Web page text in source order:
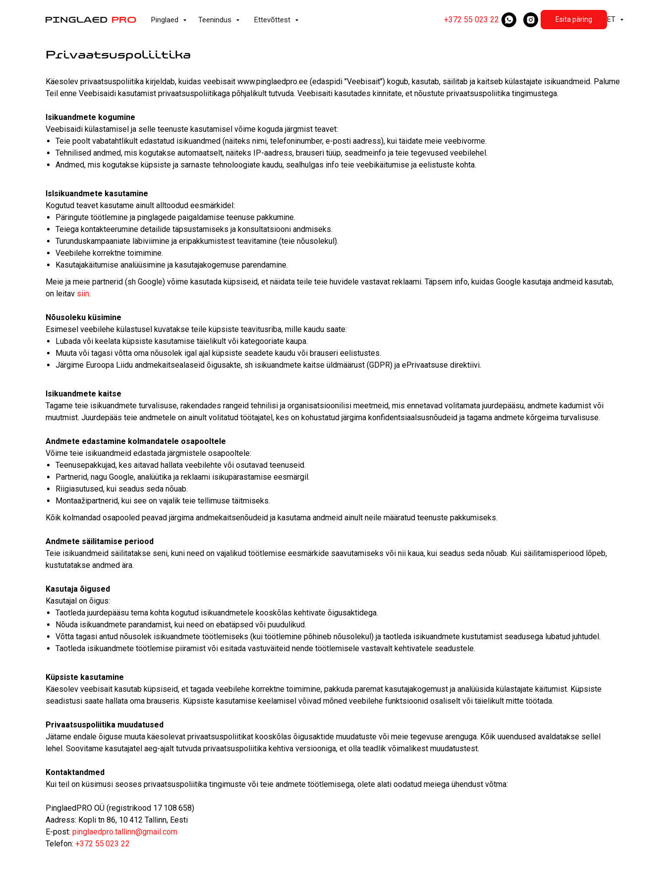
Pinglaed Teenindus Ettevõttest +372 55 023 22 Esita päring ET
Privaatsuspoliitika
Käesolev privaatsuspoliitika kirjeldab, kuidas veebisait www.pinglaedpro.ee (edaspidi "Veebisait") kogub, kasutab, säilitab ja kaitseb külastajate isikuandmeid. Palume
Teil enne Veebisaidi kasutamist privaatsuspoliitikaga põhjalikult tutvuda. Veebisaiti kasutades kinnitate, et nõustute privaatsuspoliitika tingimustega.
Isikuandmete kogumine
Veebisaidi külastamisel ja selle teenuste kasutamisel võime koguda järgmist teavet:
Teie poolt vabatahtlikult edastatud isikuandmed (näiteks nimi, telefoninumber, e-posti aadress), kui täidate meie veebivorme.
Tehnilised andmed, mis kogutakse automaatselt, näiteks IP-aadress, brauseri tüüp, seadmeinfo ja teie tegevused veebilehel.
Andmed, mis kogutakse küpsiste ja sarnaste tehnoloogiate kaudu, sealhulgas info teie veebikäitumise ja eelistuste kohta.
IsIsikuandmete kasutamine
Kogutud teavet kasutame ainult alltoodud eesmärkidel:
Päringute töötlemine ja pinglagede paigaldamise teenuse pakkumine.
Teiega kontakteerumine detailide täpsustamiseks ja konsultatsiooni andmiseks.
Turunduskampaaniate läbiviimine ja eripakkumistest teavitamine (teie nõusolekul).
Veebilehe korrektne toimimine.
Kasutajakäitumise analüüsimine ja kasutajakogemuse parendamine.
Meie ja meie partnerid (sh Google) võime kasutada küpsiseid, et näidata teile teie huvidele vastavat reklaami. Täpsem info, kuidas Google kasutaja andmeid kasutab,
on leitav siin.
Nõusoleku küsimine
Esimesel veebilehe külastusel kuvatakse teile küpsiste teavitusriba, mille kaudu saate:
Lubada või keelata küpsiste kasutamise täielikult või kategooriate kaupa.
Muuta või tagasi võtta oma nõusolek igal ajal küpsiste seadete kaudu või brauseri eelistustes.
Järgime Euroopa Liidu andmekaitsealaseid õigusakte, sh isikuandmete kaitse üldmäärust (GDPR) ja ePrivaatsuse direktiivi.
Isikuandmete kaitse
Tagame teie isikuandmete turvalisuse, rakendades rangeid tehnilisi ja organisatsioonilisi meetmeid, mis ennetavad volitamata juurdepääsu, andmete kadumist või
muutmist. Juurdepääs teie andmetele on ainult volitatud töötajatel, kes on kohustatud järgima konfidentsiaalsusnõudeid ja tagama andmete kõrgeima turvalisuse.
Andmete edastamine kolmandatele osapooltele
Võime teie isikuandmeid edastada järgmistele osapooltele:
Teenusepakkujad, kes aitavad hallata veebilehte või osutavad teenuseid.
Partnerid, nagu Google, analüütika ja reklaami isikupärastamise eesmärgil.
Riigiasutused, kui seadus seda nõuab.
Montaažipartnerid, kui see on vajalik teie tellimuse täitmiseks.
Kõik kolmandad osapooled peavad järgima andmekaitsenõudeid ja kasutama andmeid ainult neile määratud teenuste pakkumiseks.
Andmete säilitamise periood
Teie isikuandmeid säilitatakse seni, kuni need on vajalikud töötlemise eesmärkide saavutamiseks või nii kaua, kui seadus seda nõuab. Kui säilitamisperiood lõpeb,
kustutatakse andmed ära.
Kasutaja õigused
Kasutajal on õigus:
Taotleda juurdepääsu tema kohta kogutud isikuandmetele kooskõlas kehtivate õigusaktidega.
Nõuda isikuandmete parandamist, kui need on ebatäpsed või puudulikud.
Võtta tagasi antud nõusolek isikuandmete töötlemiseks (kui töötlemine põhineb nõusolekul) ja taotleda isikuandmete kustutamist seadusega lubatud juhtudel.
Taotleda isikuandmete töötlemise piiramist või esitada vastuväiteid nende töötlemisele vastavalt kehtivatele seadustele.
Küpsiste kasutamine
Käesolev veebisait kasutab küpsiseid, et tagada veebilehe korrektne toimimine, pakkuda paremat kasutajakogemust ja analüüsida külastajate käitumist. Küpsiste
seadistusi saate hallata oma brauseris. Küpsiste kasutamise keelamisel võivad mõned veebilehe funktsioonid osaliselt või täielikult mitte töötada.
Privaatsuspoliitika muudatused
Jätame endale õiguse muuta käesolevat privaatsuspoliitikat kooskõlas õigusaktide muudatuste või meie tegevuse arenguga. Kõik uuendused avaldatakse sellel
lehel. Soovitame kasutajatel aeg-ajalt tutvuda privaatsuspoliitika kehtiva versiooniga, et olla teadlik võimalikest muudatustest.
Kontaktandmed
Kui teil on küsimusi seoses privaatsuspoliitika tingimuste või teie andmete töötlemisega, olete alati oodatud meiega ühendust võtma:
PinglaedPRO OÜ (registrikood 17 108 658)
Aadress: Kopli tn 86, 10 412 Tallinn, Eesti
E-post: pinglaedpro.tallinn@gmail.com
Telefon: +372 55 023 22